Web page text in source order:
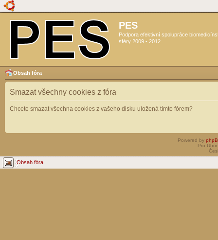
PES
Podpora efektivní spolupráce
sféry 2009 - 2012
Obsah fóra
Smazat všechny cookies z fóra
Chcete smazat všechna cookies z vašeho disku uložená tímto fórem?
Powered by
Pro
Obsah fóra